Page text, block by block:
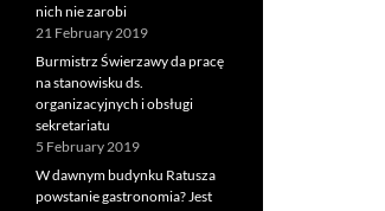
nich nie zarobi
21 February 2019
Burmistrz Świerzawy da pracę
na stanowisku ds.
organizacyjnych i obsługi
sekretariatu
5 February 2019
W dawnym budynku Ratusza
powstanie gastronomia? Jest